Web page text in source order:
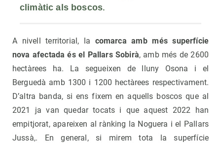
climàtic als boscos.
A nivell territorial, la comarca amb més superfície
nova afectadaés el Pallars Sobirà, amb més de 2600
hectàrees ha. La segueixen de lluny Osona i el
Berguedà amb 1300 i 1200 hectàrees respectivament.
D’altra banda, si ens fixem en aquells boscos que al
2021 ja van quedar tocats i que aquest 2022 han
empitjorat, apareixen al rànking la Noguera i el Pallars
Jussà,. En general, si mirem tota la superfície